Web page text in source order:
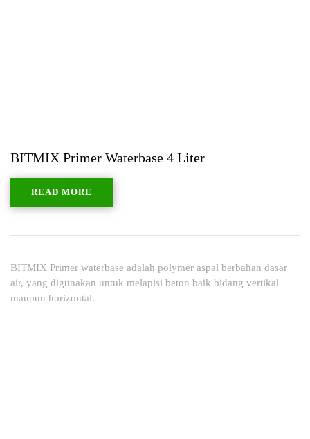
BITMIX Primer Waterbase 4 Liter
READ MORE
BITMIX Primer waterbase adalah polymer aspal berbahan dasar
air, yang digunakan untuk melapisi beton baik bidang vertikal
maupun horizontal.